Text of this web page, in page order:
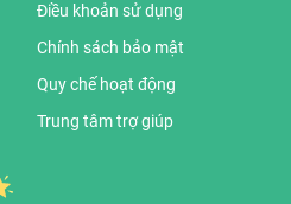
Điều khoản sử dụng
Chính sách bảo mật
Quy chế hoạt động
Trung tâm trợ giúp